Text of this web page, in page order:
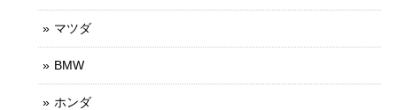
マツダ
BMW
ホンダ